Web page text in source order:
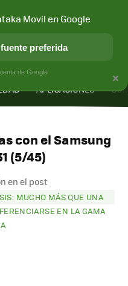
APLICACIONES
con el Samsung
(5/45)
en el post
MUCHO MÁS QUE UNA
EN LA GAMA
×
Movil en Google
preferida
de Google